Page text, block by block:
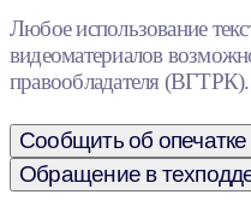
Любое использование
видеоматериалов
правообладателя (ВГТРК).
Сообщить об опечатке
Обращение в